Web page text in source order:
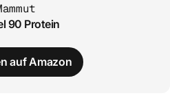
90 Protein
auf Amazon